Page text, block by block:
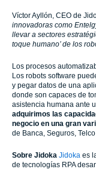
Víctor Ayllón, CEO de
innovadoras como
llevar a sectores
toque humano’ de los
Los procesos
Los robots software
y pegar datos de una
donde son capaces de
asistencia humana ante
adquirimos las
negocio en una gran
de Banca, Seguros,
Sobre Jidoka Jidoka es
de tecnologías RPA